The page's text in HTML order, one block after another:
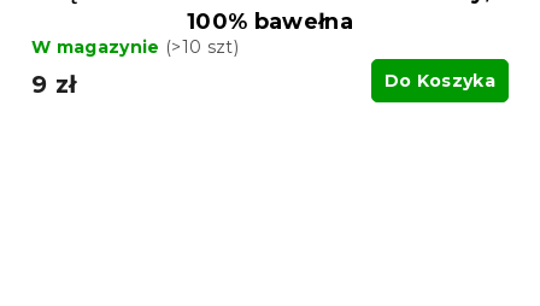
100% bawełna
W magazynie (>10 szt)
9 zł Do Koszyka